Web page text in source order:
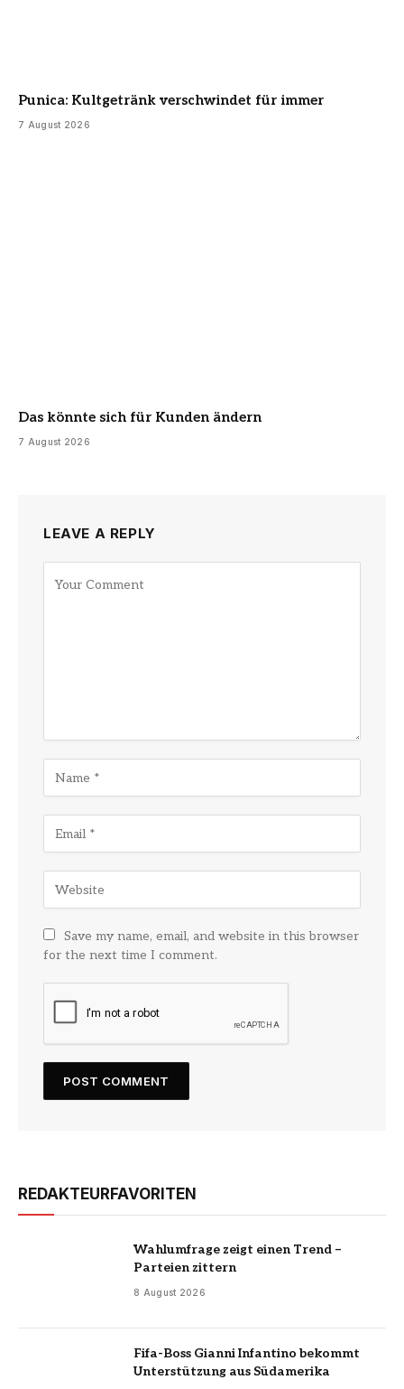
Punica: Kultgetränk verschwindet für immer
7 August 2026
Das könnte sich für Kunden ändern
7 August 2026
LEAVE A REPLY
Save my name, email, and website in this browser
for the next time I comment.
REDAKTEURFAVORITEN
Wahlumfrage zeigt einen Trend –
Parteien zittern
8 August 2026
Fifa-Boss Gianni Infantino bekommt
Unterstützung aus Südamerika